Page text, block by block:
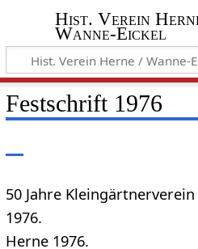
Hist. Verein
Wanne-Eickel
Festschrift 1976
50 Jahre Kleingärtnerverein
1976.
Herne 1976.